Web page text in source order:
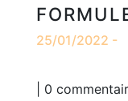
25/01/2022 -
| 0